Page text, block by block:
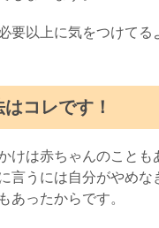
要以上に気をつけてる
コレです！
けは赤ちゃんのことも
言うには自分がやめな
あったからです。